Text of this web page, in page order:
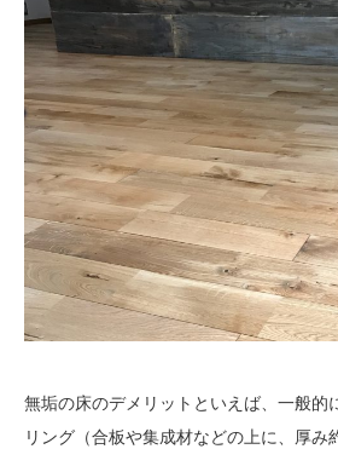
無垢の床のデメリットといえば、一般的
リング（合板や集成材などの上に、厚み